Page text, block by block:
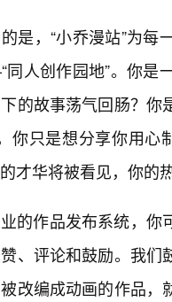
是，“小乔漫站”为
人创作园地”。你是
的故事荡气回肠？
你只是想分享你用心
才华将被看见，你的
的作品发布系统，
、评论和鼓励。我
改编成动画的作品